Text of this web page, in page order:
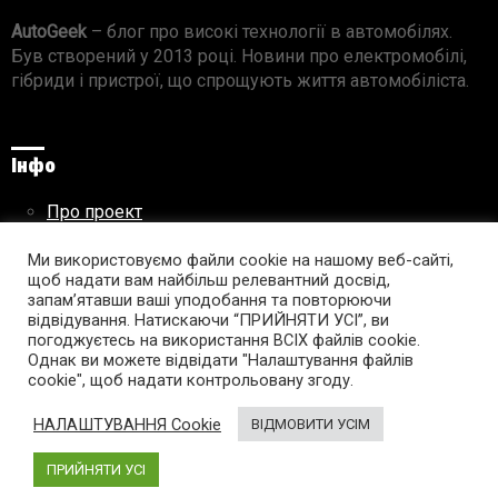
AutoGeek – блог про високі технології в автомобілях.
Був створений у 2013 році. Новини про електромобілі,
гібриди і пристрої, що спрощують життя автомобіліста.
Інфо
Про проект
Правила використання матеріалів
Підпишись на AutoGeek!
facebooktwitter instagramyoutube tumblr linkedin
Ми використовуємо файли cookie на нашому веб-сайті,
щоб надати вам найбільш релевантний досвід,
запам’ятавши ваші уподобання та повторюючи
відвідування. Натискаючи “ПРИЙНЯТИ УСІ”, ви
погоджуєтесь на використання ВСІХ файлів cookie.
Однак ви можете відвідати "Налаштування файлів
cookie", щоб надати контрольовану згоду.
НАЛАШТУВАННЯ Cookie ВІДМОВИТИ УСІМ
ПРИЙНЯТИ УСІ